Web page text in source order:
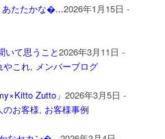
あたたかな�...2026年1月15日 -
いて思うこと2026年3月11日 -
やこれ, メンバーブログ
Zutto」 2026年3月5日 -
のお客様, お客様事例